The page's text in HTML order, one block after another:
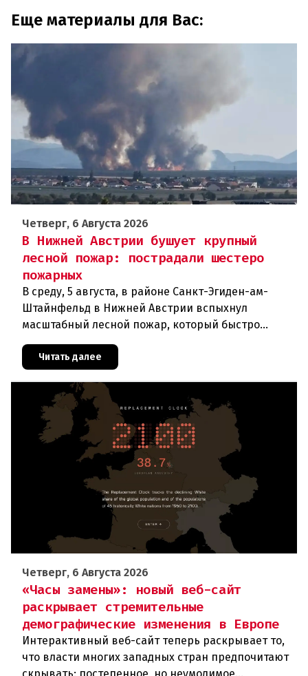
Еще материалы для Вас:
Четверг, 6 Августа 2026
В Нижней Австрии бушует крупный
лесной пожар: пострадали шестеро
пожарных
В среду, 5 августа, в районе Санкт-Эгиден-ам-
Штайнфельд в Нижней Австрии вспыхнул
масштабный лесной пожар, который быстро
В ходе тушения пострадали шесте
Читать далее
Четверг, 6 Августа 2026
«Часы замены»: новый веб-сайт
раскрывает стремительные
демографические изменения в Европе
Интерактивный веб-сайт теперь раскрывает то,
что власти многих западных стран предпочитают